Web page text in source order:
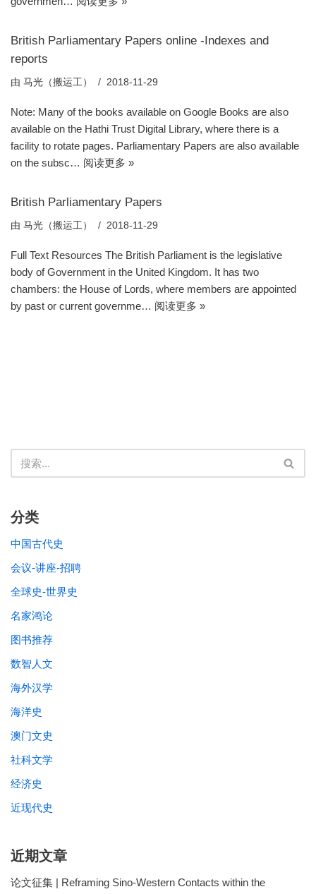
British Parliamentary Papers online -Indexes and
reports
由 马光（搬运工） 2018-11-29
Note: Many of the books available on Google Books are also
available on the Hathi Trust Digital Library, where there is a
facility to rotate pages. Parliamentary Papers are also available
on the subsc… 阅读更多 »
British Parliamentary Papers
由 马光（搬运工） 2018-11-29
Full Text Resources The British Parliament is the legislative
body of Government in the United Kingdom. It has two
chambers: the House of Lords, where members are appointed
by past or current governme… 阅读更多 »
分类
中国古代史
会议-讲座-招聘
全球史-世界史
名家鸿论
图书推荐
数智人文
海外汉学
海洋史
澳门文史
社科文学
经济史
近现代史
近期文章
论文征集 | Reframing Sino-Western Contacts within the